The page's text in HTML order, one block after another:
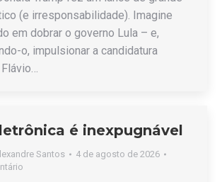
(e irresponsabilidade). Imagine
em dobrar o governo Lula – e,
o, impulsionar a candidatura
é inexpugnável
Santos
4 de agosto de 2026